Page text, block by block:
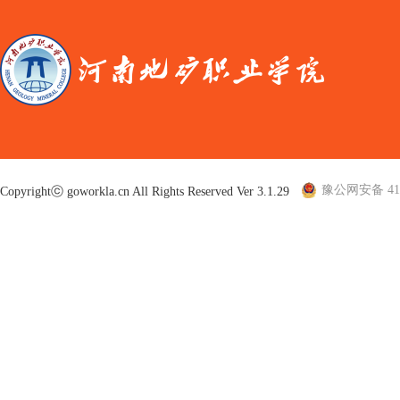
Copyrightⓒ goworkla.cn All Rights Reserved Ver 3.1.29 豫公网安备